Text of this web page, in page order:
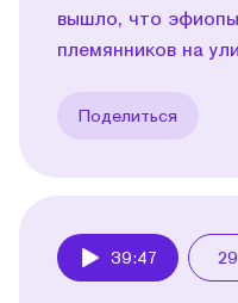
вышло, что
племянников на
Поделиться
39:47